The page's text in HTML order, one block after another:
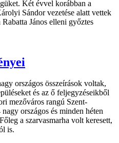
Két évvel korábban a
Sándor vezetése alatt vettek
János elleni győztes
országos összeírások voltak,
és az ő feljegyzéseikből
mezőváros rangú Szent-
országos és minden héten
a szarvasmarha volt keresett,
is.